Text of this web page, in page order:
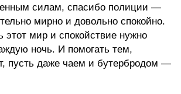
силам, спасибо полиции —
мирно и довольно спокойно.
этот мир и спокойствие нужно
ночь. И помогать тем,
пусть даже чаем и бутербродом —